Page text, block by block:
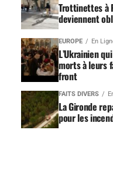
Trottinettes à
deviennent
EUROPE En
L’Ukrainien
morts à leurs
front
FAITS DIVERS
La Gironde
pour les